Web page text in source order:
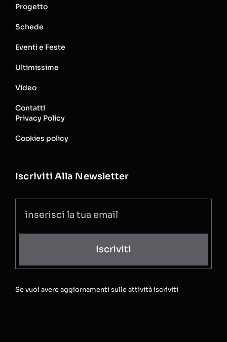
Progetto
Schede
Eventi e Feste
Ultimissime
Video
Contatti
Privacy Policy
Cookies policy
Iscriviti Alla Newsletter
Iscriviti
Se vuoi avere aggiornamenti sulle attività iscriviti